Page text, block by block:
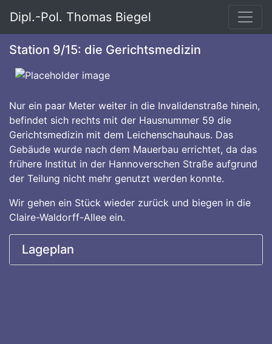
Dipl.-Pol. Thomas Biegel
Station 9/15: die Gerichtsmedizin
Nur ein paar Meter weiter in die Invalidenstraße hinein,
befindet sich rechts mit der Hausnummer 59 die
Gerichtsmedizin mit dem Leichenschauhaus. Das
Gebäude wurde nach dem Mauerbau errichtet, da das
frühere Institut in der Hannoverschen Straße aufgrund
der Teilung nicht mehr genutzt werden konnte.
Wir gehen ein Stück wieder zurück und biegen in die
Claire-Waldorff-Allee ein.
Lageplan